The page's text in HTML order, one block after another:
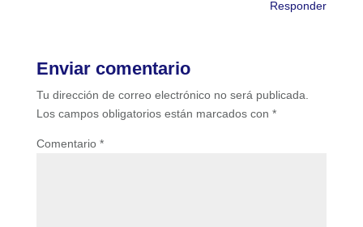
Responder
Enviar comentario
Tu dirección de correo electrónico no será publicada.
Los campos obligatorios están marcados con *
Comentario *